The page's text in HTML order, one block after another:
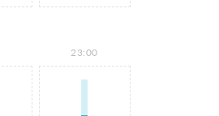
23:00